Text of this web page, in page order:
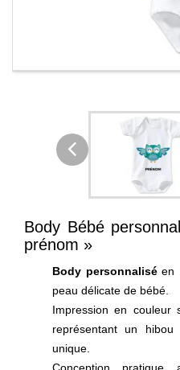
Body Bébé
prénom »
Body personnaliséen
peau délicate de bébé.
Impression en couleur
représentant un
unique.
Conception pratique